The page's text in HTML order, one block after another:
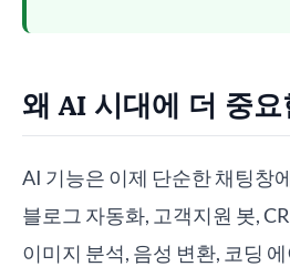
왜 AI 시대에 더 중
AI 기능은 이제 단순한 채팅창
블로그 자동화, 고객지원 봇,
이미지 분석, 음성 변환, 코딩